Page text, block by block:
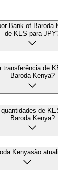
Bank of Baroda
de KES para
transferência de
Baroda Kenya?
de
Baroda Kenya?
Kenyasão